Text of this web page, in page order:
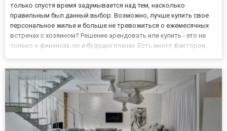
только спустя время задумывается над тем, насколько
правильным был данный выбор. Возможно, лучше купить свое
персональное жилье и больше не тревожиться о ежемесячных
встречах с хозяином? Решение арендовать или купить - это не
только о финансах, но и будущих планах. Есть много факторов,
дру...